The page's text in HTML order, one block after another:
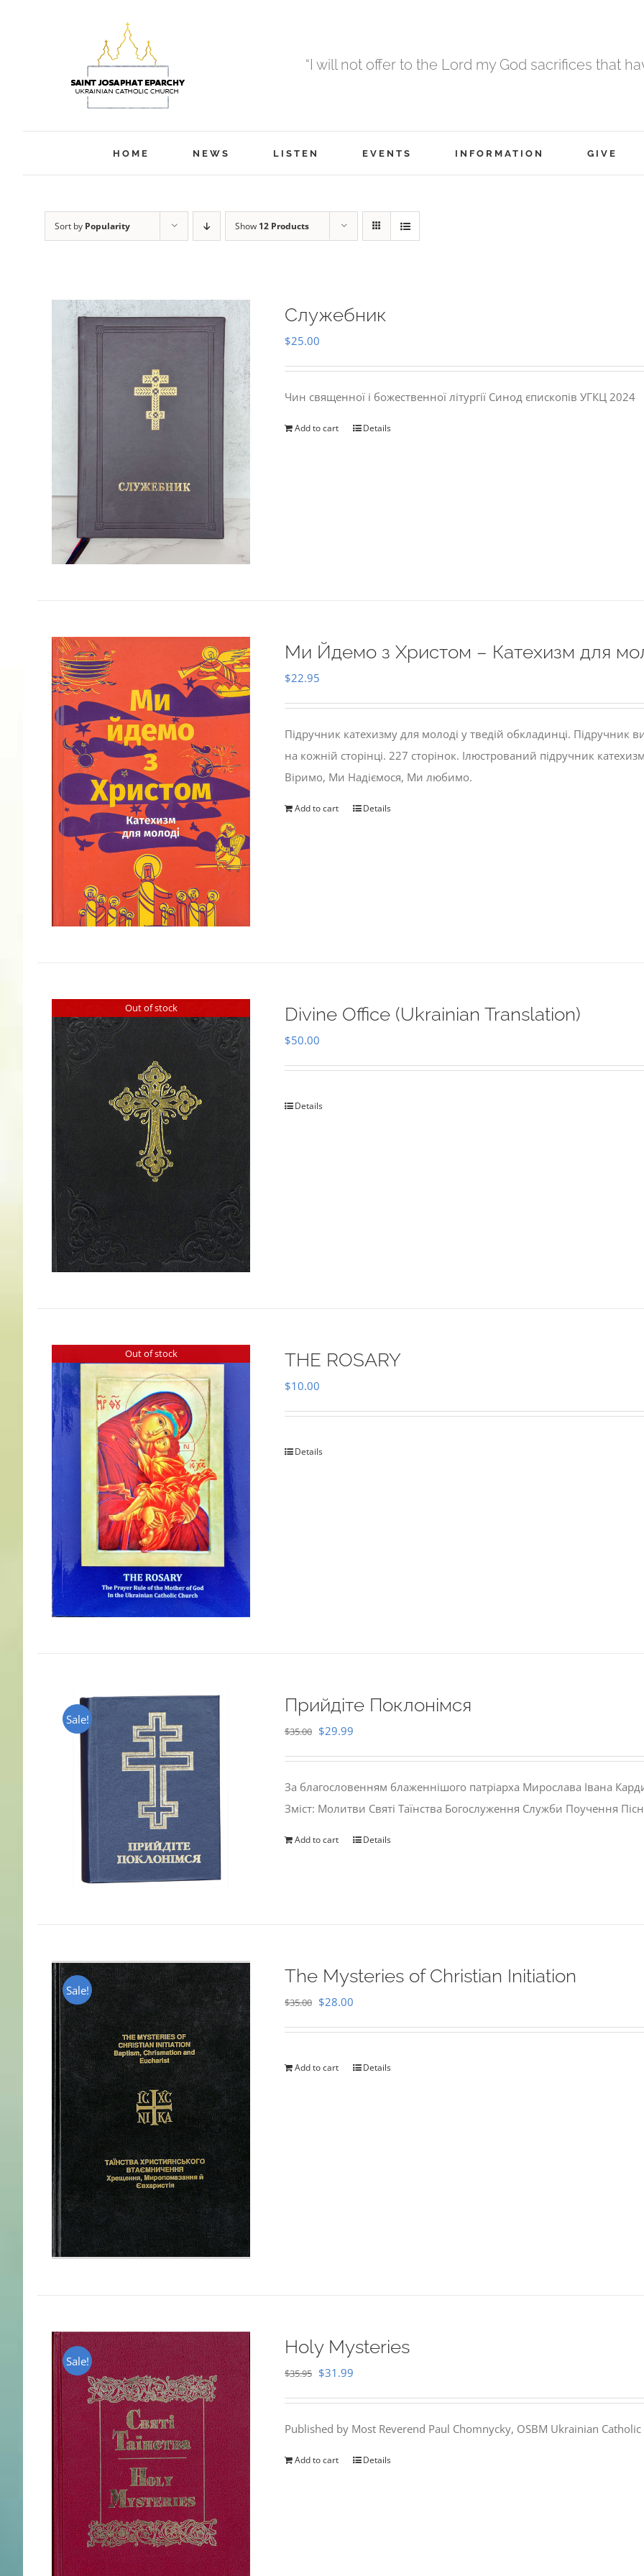
“I will not offer to the Lord my God sacrifices that
HOME NEWS LISTEN EVENTS INFORMATION GIVE
Sort by Popularity Show 12 Products
Служебник
$25.00
Чин священної і божественної літургії Синод єпископів УГКЦ 2024
Add to cart Details
Ми Йдемо з Христом – Катехизм для
$22.95
Підручник катехизму для молоді у тведій обкладинці.
на кожній сторінці. 227 сторінок. Ілюстрований підручник
Віримо, Ми Надіємося, Ми любимо.
Add to cart Details
Out of stock Divine Office (Ukrainian Translation)
$50.00
Details
Out of stock THE ROSARY
$10.00
Details
Sale!
Прийдіте Поклонімся
$35.00 Original
$35.00.
$29.99
$29.99.
За благословенням блаженнішого патріарха Мирослава Івана
Зміст: Молитви Святі Таїнства Богослуження Служби Поучення
Add to cart Details
Sale!
The Mysteries of Christian Initiation
$35.00 Original
$35.00.
$28.00
$28.00.
Add to cart Details
Sale!
Holy Mysteries
$35.95 Original
$35.95.
$31.99
$31.99.
Published by Most Reverend Paul Chomnycky, OSBM Ukrainian
Add to cart Details